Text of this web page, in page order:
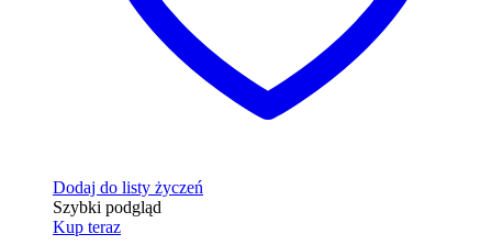
Dodaj do listy życzeń
Szybki podgląd
Kup teraz